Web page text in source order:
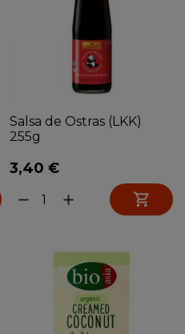
Salsa de Ostras (LKK)
255g
3,40 €
remove add 